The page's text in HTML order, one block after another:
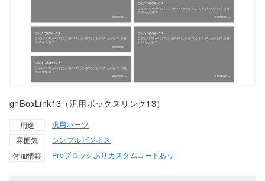
gnBoxLink13（汎用ボックスリンク13）
用途
汎用パーツ
雰囲気
シンプルビジネス
付加情報
Proブロックあり カスタムコードあり